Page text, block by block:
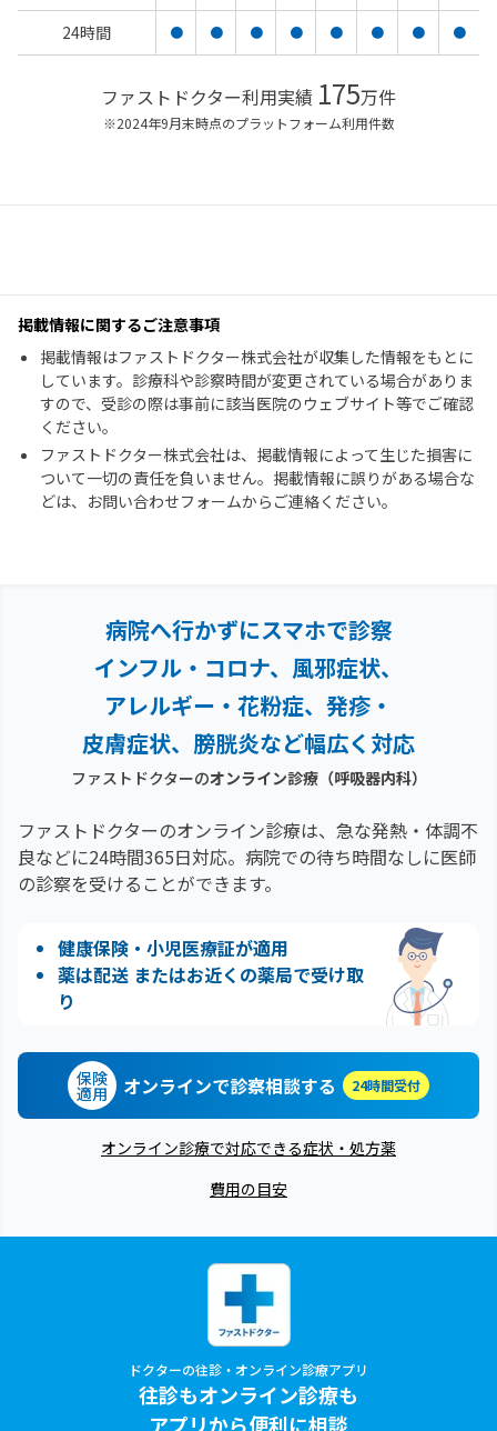
24時間
● ● ● ● ● ● ● ●
ファストドクター利用実績 175万件
※2024年9月末時点のプラットフォーム利用件数
掲載情報に関するご注意事項
掲載情報はファストドクター株式会社が収集した情報をもとに
しています。診療科や診察時間が変更されている場合がありま
すので、受診の際は事前に該当医院のウェブサイト等でご確認
ください。
ファストドクター株式会社は、掲載情報によって生じた損害に
ついて一切の責任を負いません。掲載情報に誤りがある場合な
どは、お問い合わせフォームからご連絡ください。
病院へ行かずにスマホで診察
インフル・コロナ、風邪症状、
アレルギー・花粉症、 発疹・
皮膚症状、膀胱炎など幅広く対応
ファストドクターのオンライン診療（呼吸器内科）
ファストドクターのオンライン診療は、急な発熱・体調不
良などに24時間365日対応。 病院での待ち時間なしに医師
の診察を受けることができます。
健康保険・小児医療証が適用
薬は配送 またはお近くの薬局で受け取
り
保険
適用 オンラインで診察相談する 24時間受付
オンライン診療で対応できる症状・処方薬
費用の目安
ドクターの往診・オンライン診療アプリ
往診もオンライン診療も
アプリから便利に相談